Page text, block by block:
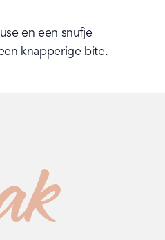
en een snufje
knapperige bite.